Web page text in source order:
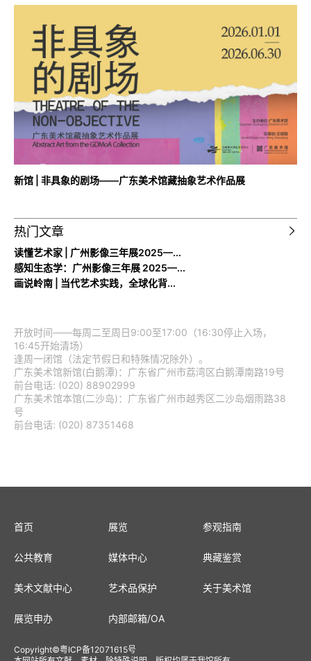
新馆 | 非具象的剧场——广东美术馆藏抽象艺术作品展
热门文章
读懂艺术家 | 广州影像三年展2025—...
感知生态学：广州影像三年展 2025—...
画说岭南 | 当代艺术实践，全球化背...
开放时间——每周二至周日9:00至17:00（16:30停止入场，
16:45开始清场）
逢周一闭馆（法定节假日和特殊情况除外）。
广东美术馆新馆(白鹅潭)：广东省广州市荔湾区白鹅潭南路19号
前台电话: (020) 88902999
广东美术馆本馆(二沙岛)：广东省广州市越秀区二沙岛烟雨路38
号
前台电话: (020) 87351468
首页 展览 参观指南
公共教育 媒体中心 典藏鉴赏
美术文献中心 艺术品保护 关于美术馆
展览申办 内部邮箱/OA
Copyright©粤ICP备12071615号